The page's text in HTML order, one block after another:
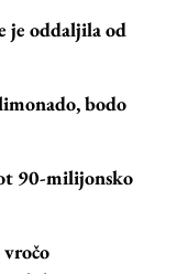
je oddaljila od
bodo
90-milijonsko